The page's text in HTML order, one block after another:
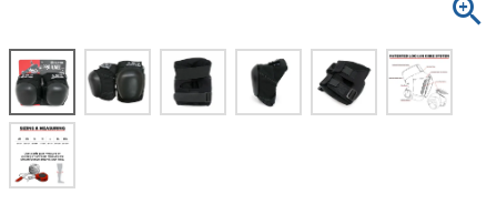
8.4inch
8.5inch
8.6inch
8.5inch
8.6inch
8.7inch
64mm
65mm
70mm
スケートケース・バッグ
メディア（雑誌・DVD・CD）
27.5cm
28cm
28.5cm
ソックス
アンダーウエア